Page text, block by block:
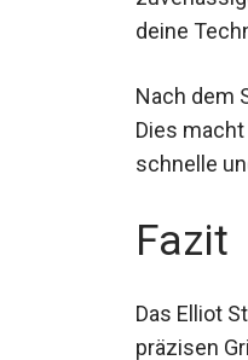
Durch den
auf deine
Nach dem
schnelle
Fazit